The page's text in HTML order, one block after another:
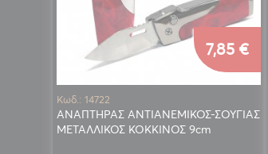
Κωδ.: 14722
ΑΝΑΠΤΗΡΑΣ ΑΝΤΙΑΝΕΜΙΚΟΣ-ΣΟΥΓΙΑΣ
ΜΕΤΑΛΛΙΚΟΣ ΚΟΚΚΙΝΟΣ 9cm
7,85 €